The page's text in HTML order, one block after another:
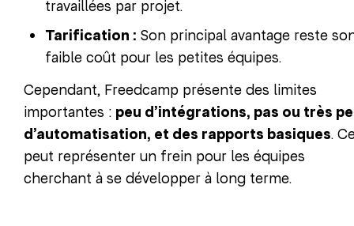
travaillées par projet.
Tarification : Son principal avantage reste
faible coût pour les petites équipes.
Cependant, Freedcamp présente des limites
importantes : peu d’intégrations, pas ou très
d’automatisation, et des rapports basiques.
peut représenter un frein pour les équipes
cherchant à se développer à long terme.